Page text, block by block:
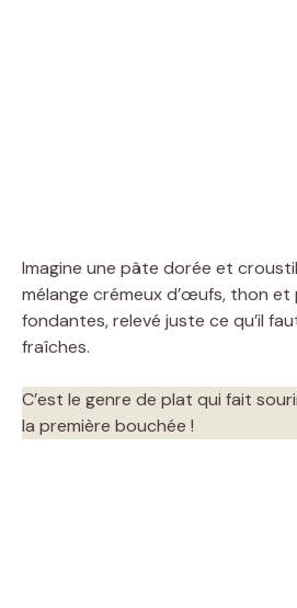
Imagine une pâte dorée et
mélange crémeux d’œufs, thon
fondantes, relevé juste ce qu’il
fraîches.
C’est le genre de plat qui fait
la première bouchée !